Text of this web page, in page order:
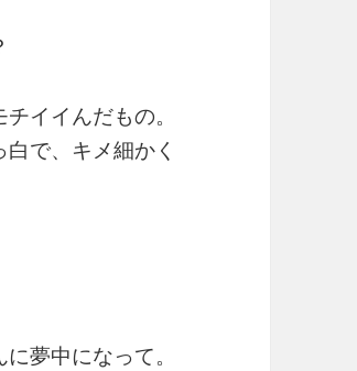
イイんだもの。
で、キメ細かく
夢中になって。